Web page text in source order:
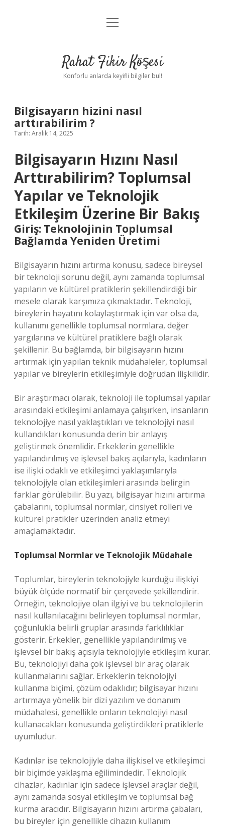
Anasayfa
Yasal Uyarı
menüyü
Rahat Fikir Köşesi
Konforlu anlarda keyifli bilgiler bul!
Bilgisayarın hizini nasıl
arttırabilirim ?
Tarih: Aralık 14, 2025
Bilgisayarın Hızını Nasıl
Arttırabilirim? Toplumsal
Yapılar ve Teknolojik
Etkileşim Üzerine Bir Bakış
Giriş: Teknolojinin Toplumsal
Bağlamda Yeniden Üretimi
Bilgisayarın hızını artırma konusu, sadece bireysel
bir teknoloji sorunu değil, aynı zamanda toplumsal
yapıların ve kültürel pratiklerin şekillendirdiği bir
mesele olarak karşımıza çıkmaktadır. Teknoloji,
bireylerin hayatını kolaylaştırmak için var olsa da,
kullanımı genellikle toplumsal normlara, değer
yargılarına ve kültürel pratiklere bağlı olarak
şekillenir. Bu bağlamda, bir bilgisayarın hızını
artırmak için yapılan teknik müdahaleler, toplumsal
yapılar ve bireylerin etkileşimiyle doğrudan ilişkilidir.
Bir araştırmacı olarak, teknoloji ile toplumsal yapılar
arasındaki etkileşimi anlamaya çalışırken, insanların
teknolojiye nasıl yaklaştıkları ve teknolojiyi nasıl
kullandıkları konusunda derin bir anlayış
geliştirmek önemlidir. Erkeklerin genellikle
yapılandırılmış ve işlevsel bakış açılarıyla, kadınların
ise ilişki odaklı ve etkileşimci yaklaşımlarıyla
teknolojiyle olan etkileşimleri arasında belirgin
farklar görülebilir. Bu yazı, bilgisayar hızını artırma
çabalarını, toplumsal normlar, cinsiyet rolleri ve
kültürel pratikler üzerinden analiz etmeyi
amaçlamaktadır.
Toplumsal Normlar ve Teknolojik Müdahale
Toplumlar, bireylerin teknolojiyle kurduğu ilişkiyi
büyük ölçüde normatif bir çerçevede şekillendirir.
Örneğin, teknolojiye olan ilgiyi ve bu teknolojilerin
nasıl kullanılacağını belirleyen toplumsal normlar,
çoğunlukla belirli gruplar arasında farklılıklar
gösterir. Erkekler, genellikle yapılandırılmış ve
işlevsel bir bakış açısıyla teknolojiyle etkileşim kurar.
Bu, teknolojiyi daha çok işlevsel bir araç olarak
kullanmalarını sağlar. Erkeklerin teknolojiyi
kullanma biçimi, çözüm odaklıdır; bilgisayar hızını
artırmaya yönelik bir dizi yazılım ve donanım
müdahalesi, genellikle onların teknolojiyi nasıl
kullanacakları konusunda geliştirdikleri pratiklerle
uyumludur.
Kadınlar ise teknolojiyle daha ilişkisel ve etkileşimci
bir biçimde yaklaşma eğilimindedir. Teknolojik
cihazlar, kadınlar için sadece işlevsel araçlar değil,
aynı zamanda sosyal etkileşim ve toplumsal bağ
kurma aracıdır. Bilgisayarın hızını artırma çabaları,
bu bireyler için genellikle cihazın kullanım